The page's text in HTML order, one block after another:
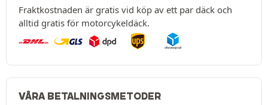
Fraktkostnaden är gratis vid köp av ett par däck och
alltid gratis för motorcykeldäck.
VÅRA BETALNINGSMETODER